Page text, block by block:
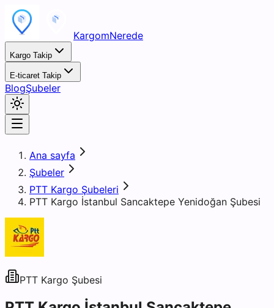
KargomNerede
Kargo Takip
E-ticaret Takip
BlogŞubeler
Ana sayfa
Şubeler
PTT Kargo Şubeleri
PTT Kargo İstanbul Sancaktepe Yenidoğan Şubesi
PTT Kargo Şubesi